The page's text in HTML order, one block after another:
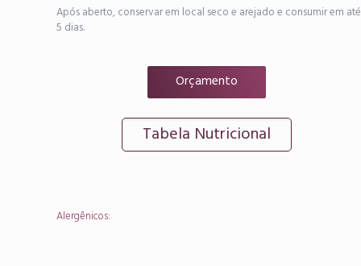
Após aberto, conservar em local seco e arejado e consumir em até
5 dias.
Orçamento
Tabela Nutricional
Alergênicos: